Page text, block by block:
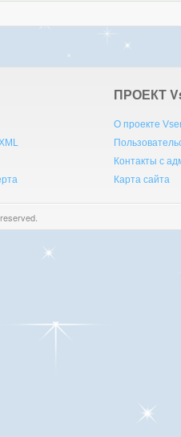
ПРОЕКТ V
О проекте
Контакты с
Карта сайта
reserved.